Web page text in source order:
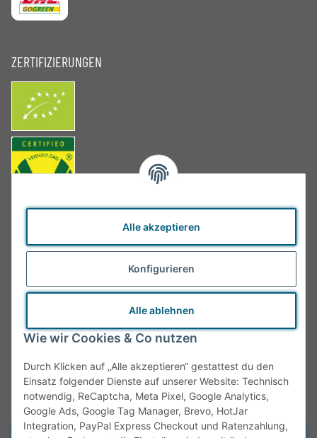
Alle akzeptieren
Konfigurieren
Alle ablehnen
Wie wir Cookies & Co nutzen
Durch Klicken auf „Alle akzeptieren“ gestattest du den
Einsatz folgender Dienste auf unserer Website: Technisch
notwendig, ReCaptcha, Meta Pixel, Google Analytics,
Google Ads, Google Tag Manager, Brevo, HotJar
Integration, PayPal Express Checkout und Ratenzahlung,
ZERTIFIZIERUNGEN